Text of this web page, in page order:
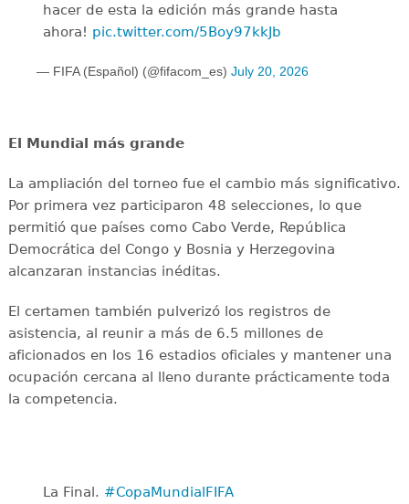
hacer de esta la edición más grande hasta
ahora! pic.twitter.com/5Boy97kkJb
— FIFA (Español) (@fifacom_es) July 20, 2026
El Mundial más grande
La ampliación del torneo fue el cambio más significativo.
Por primera vez participaron 48 selecciones, lo que
permitió que países como Cabo Verde, República
Democrática del Congo y Bosnia y Herzegovina
alcanzaran instancias inéditas.
El certamen también pulverizó los registros de
asistencia, al reunir a más de 6.5 millones de
aficionados en los 16 estadios oficiales y mantener una
ocupación cercana al lleno durante prácticamente toda
la competencia.
La Final. ️ #CopaMundialFIFA